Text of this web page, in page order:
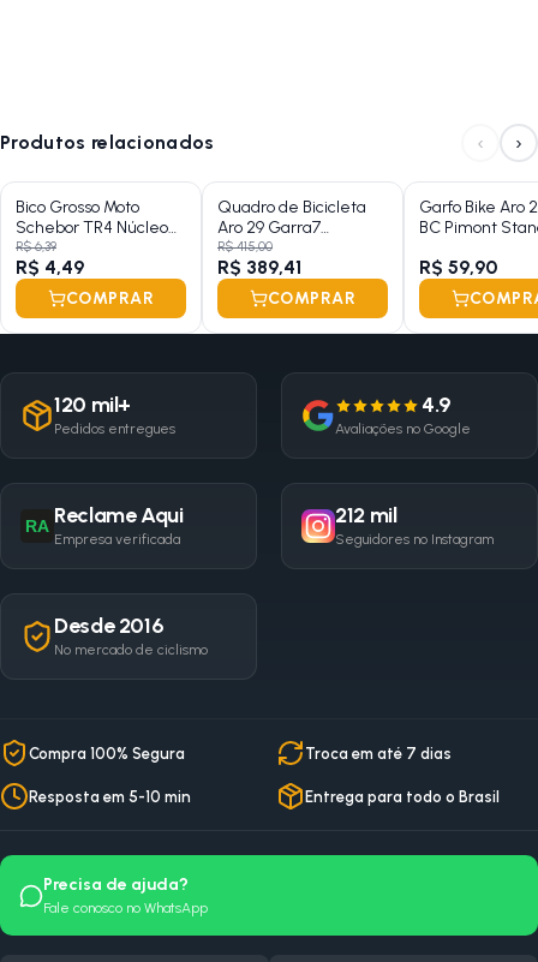
Produtos relacionados ‹ ›
Bico Grosso Moto
Schebor TR4 Núcleo
Curto
R$ 6,39
R$ 4,49
COMPRAR
Quadro de Bicicleta
Aro 29 Garra7
Hardtrail
R$ 415,00
R$ 389,41
COMPRAR
Garfo Bike Aro
BC Pimont
R$ 59,90
120 mil+
Pedidos entregues
4.9
Avaliações no Google
RA Reclame Aqui
Empresa verificada
212 mil
Seguidores no Instagram
Desde 2016
No mercado de ciclismo
Compra 100% Segura Troca em até 7 dias
Resposta em 5-10 min Entrega para todo o Brasil
Precisa de ajuda?
Fale conosco no WhatsApp